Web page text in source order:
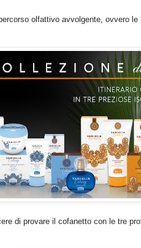
olfattivo avvolgente, ovvero le
di provare il cofanetto con le tre